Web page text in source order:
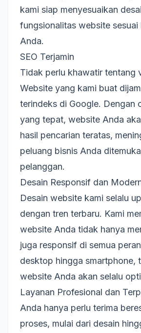
kami siap menyesuaikan
fungsionalitas website sesuai
Anda.
SEO Terjamin
Tidak perlu khawatir tentang
Website yang kami buat
terindeks di Google. Dengan
yang tepat, website Anda
hasil pencarian teratas,
peluang bisnis Anda
pelanggan.
Desain Responsif dan
Desain website kami selalu
dengan tren terbaru. Kami
website Anda tidak hanya
juga responsif di semua
desktop hingga smartphone,
website Anda akan selalu
Layanan Profesional dan
Anda hanya perlu terima
proses, mulai dari desain